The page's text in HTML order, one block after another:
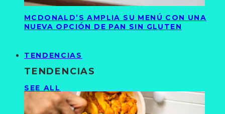
MCDONALD’S AMPLIA SU MENÚ CON UNA
NUEVA OPCIÓN DE PAN SIN GLUTEN
TENDENCIAS
TENDENCIAS
SEE ALL